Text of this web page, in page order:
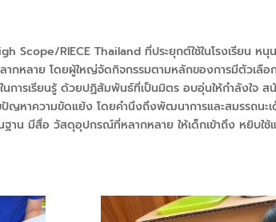
Scope/RIECE Thailand ที่ประยุกต์ใช้ในโรงเรียน
ากหลาย โดยผู้ใหญ่จัดกิจกรรมตามหลักของการมีตัวเลื
การเรียนรู้ ด้วยปฏิสัมพันธ์ที่เป็นมิตร อบอุ่นให้กำลังใจ ส
ญหาความขัดแย้ง โดยคำนึงถึงพัฒนาการและสมรรถนะ
น มีสื่อ วัสดุอุปกรณ์ที่หลากหลาย ให้เด็กเข้าถึง หยิบ